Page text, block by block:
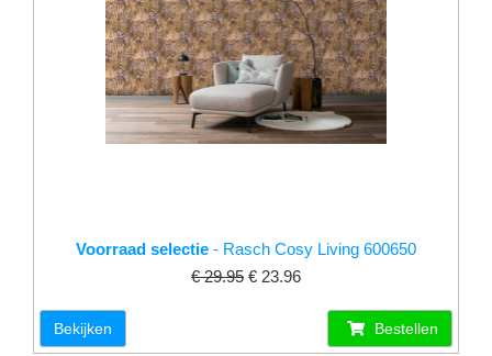
Voorraad selectie - Rasch Cosy Living 600650
€ 29.95 € 23.96
Bekijken Bestellen